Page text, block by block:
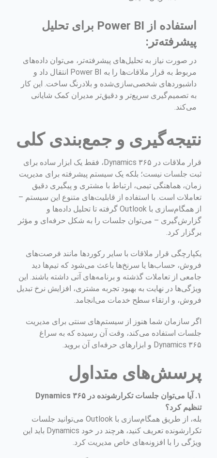
استفاده از Power BI برای تحلیل
پیشرفته‌تر:
در صورت نیاز به تحلیل‌های پیشرفته‌تر، می‌توان داده‌های
مربوط به قرار ملاقات‌ها را به Power BI انتقال داد و
داشبوردهای شخصی‌سازی‌شده و بلادرنگ ساخت. این کار
به تصمیم‌گیری سریع‌تر و دقیق‌تر مدیران کمک شایانی
می‌کند.
نتیجه‌گیری و جمع‌بندی کلی
قرار ملاقات در Dynamics ۳۶۵، فقط یک ابزار ساده برای
ثبت جلسات نیست؛ بلکه یک سیستم پیشرفته برای مدیریت
زمان، هماهنگی تیمی، ارتباط با مشتری و پیگیری دقیق
تعاملات است. با استفاده از قابلیت‌های متنوع این سیستم –
از همگام‌سازی با Outlook گرفته تا تحلیل داده‌ها و
گزارش‌گیری – می‌توان جلسات را به شکل حرفه‌ای و مؤثر
برگزار کرد.
یکپارچگی قرار ملاقات با سایر رکوردها مانند فرصت‌های
فروش، حساب‌ها یا سرنخ‌ها باعث می‌شود که تیم‌ها دید
جامعی از تعاملات گذشته و برنامه‌های آتی داشته باشند. این
ویژگی‌ها در نهایت به بهبود تجربه مشتری، افزایش نرخ تبدیل
فروش، و ارتقاء سطح خدمات می‌انجامد.
اگر سازمان شما هنوز از سیستم‌های سنتی برای مدیریت
جلسات استفاده می‌کند، وقت آن رسیده که به سراغ
Dynamics ۳۶۵ و ابزارهای حرفه‌ای آن بروید.
پرسش‌های متداول
۱. آیا می‌توان جلسات تکرارشونده در Dynamics ۳۶۵
تنظیم کرد؟
بله، از طریق همگام‌سازی با Outlook می‌توانید جلسات
تکرارشونده تعریف کنید، هرچند در خود Dynamics باید این
ویژگی را با افزونه‌های خاص مدیریت کرد.